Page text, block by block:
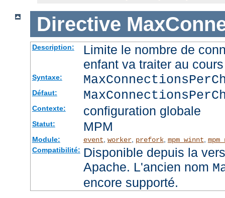
Directive
Description:
Limite le nombre de
enfant va traiter au
Syntaxe:
Défaut:
Contexte: configuration globale
Statut: MPM
Module: event worker, prefork, mpm_winnt
Compatibilité: Disponible depuis la
Apache. L'ancien nom
encore supporté.